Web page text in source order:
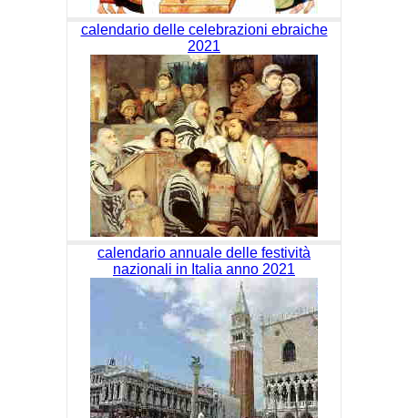
calendario delle celebrazioni ebraiche
2021
calendario annuale delle festività
nazionali in Italia anno 2021